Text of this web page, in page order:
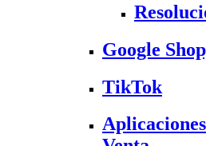
Google
TikTok